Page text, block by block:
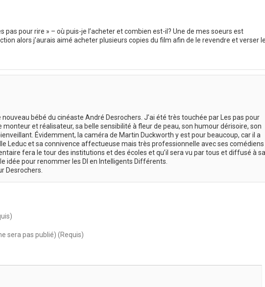
pas pour rire » – où puis-je l’acheter et combien est-il? Une de mes soeurs est
alors j’aurais aimé acheter plusieurs copies du film afin de le revendre et verser
bébé du cinéaste André Desrochers. J’ai été très touchée par Les pas pour
monteur et réalisateur, sa belle sensibilité à fleur de peau, son humour dérisoire, son
Évidemment, la caméra de Martin Duckworth y est pour beaucoup, car il a
Leduc et sa connivence affectueuse mais très professionnelle avec ses comédiens
fera le tour des institutions et des écoles et qu’il sera vu par tous et diffusé à sa
idée pour renommer les DI en Intelligents Différents.
Desrochers.
sera pas publié) (Requis)